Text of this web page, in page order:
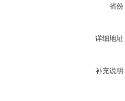
省份
详细地址
补充说明